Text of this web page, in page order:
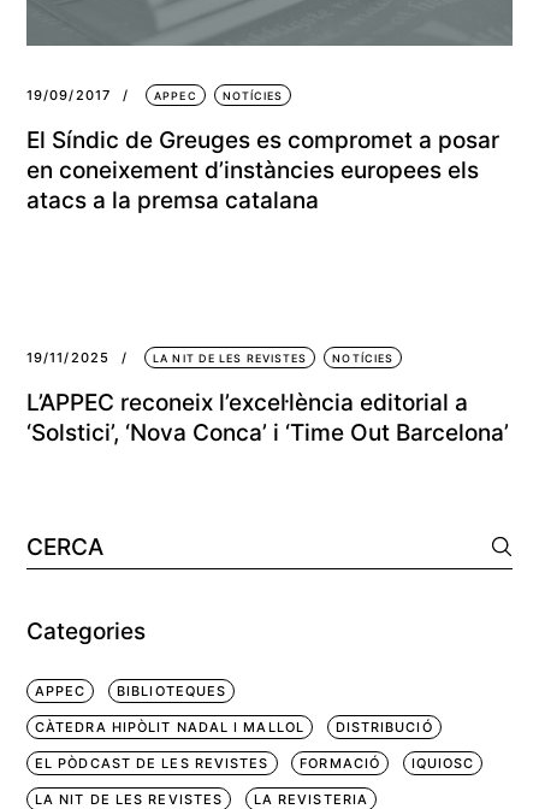
19/09/2017 APPEC NOTÍCIES
El Síndic de Greuges es compromet a posar
en coneixement d’instàncies europees els
atacs a la premsa catalana
19/11/2025 LA NIT DE LES REVISTES NOTÍCIES
L’APPEC reconeix l’excel·lència editorial a
‘Solstici’, ‘Nova Conca’ i ‘Time Out Barcelona’
Cerca:
Categories
APPEC BIBLIOTEQUES
CÀTEDRA HIPÒLIT NADAL I MALLOL DISTRIBUCIÓ
EL PÒDCAST DE LES REVISTES FORMACIÓ IQUIOSC
LA NIT DE LES REVISTES LA REVISTERIA